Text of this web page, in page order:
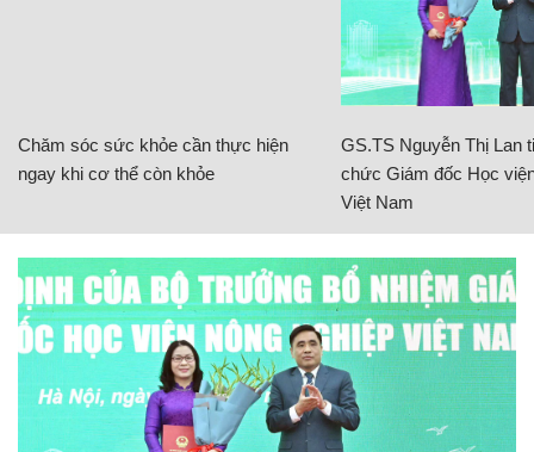
Chăm sóc sức khỏe cần thực hiện
ngay khi cơ thể còn khỏe
GS.TS Nguyễn Thị Lan
chức Giám đốc Học
Việt Nam